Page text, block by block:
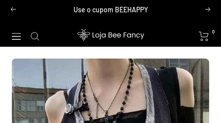
Pular
conteúdo
Anterior Use o cupom BEEHAPPY
Navegação
Loja
Bee
0